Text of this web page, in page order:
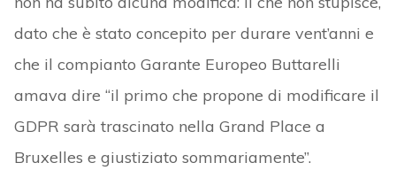
dato che è stato concepito per durare vent’anni e
che il compianto Garante Europeo Buttarelli
amava dire “il primo che propone di modificare il
GDPR sarà trascinato nella Grand Place a
Bruxelles e giustiziato sommariamente”.